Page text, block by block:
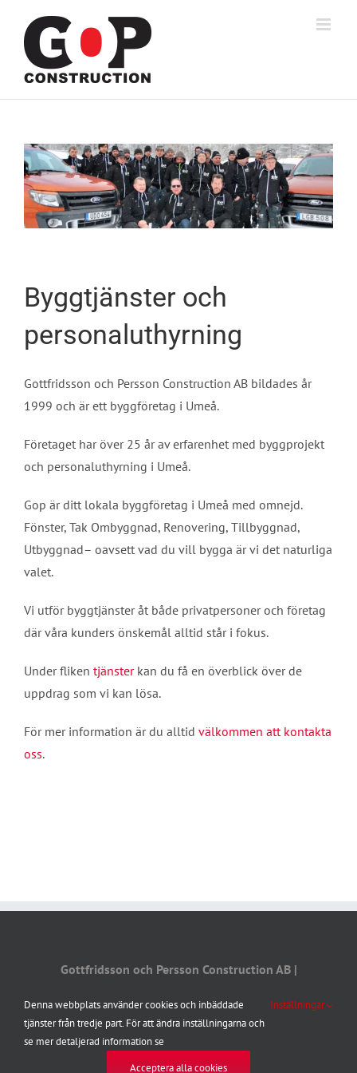
innehållet
Byggtjänster och
personaluthyrning
Gottfridsson och Persson Construction AB bildades år
1999 och är ett byggföretag i Umeå.
Företaget har över 25 år av erfarenhet med byggprojekt
och personaluthyrning i Umeå.
Gop är ditt lokala byggföretag i Umeå med omnejd.
Fönster, Tak Ombyggnad, Renovering, Tillbyggnad,
Utbyggnad– oavsett vad du vill bygga är vi det naturliga
valet.
Vi utför byggtjänster åt både privatpersoner och företag
där våra kunders önskemål alltid står i fokus.
Under fliken tjänsterkan du få en överblick över de
uppdrag som vi kan lösa.
För mer information är du alltid välkommen att kontakta
oss.
Gottfridsson och Persson Construction AB |
Integritetspolicy
Denna webbplats använder cookies och inbäddade
tjänster från tredje part. För att ändra inställningarna och
se mer detaljerad information se
Inställningar
Acceptera alla cookies